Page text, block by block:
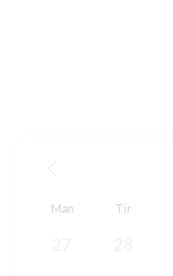
Man Tir